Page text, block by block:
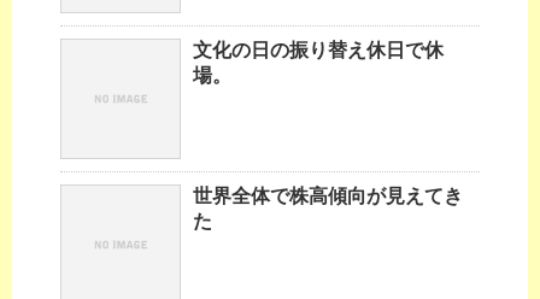
文化の日の振り替え休日で休
場。
世界全体で株高傾向が見えてき
た